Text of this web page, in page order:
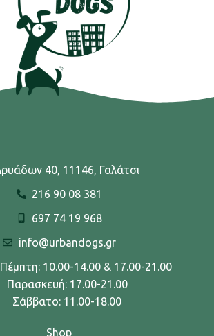
40, 11146, Γαλάτσι
216 90 08 381
697 74 19 968
info@urbandogs.gr
10.00-14.00 & 17.00-21.00
Παρασκευή: 17.00-21.00
Σάββατο: 11.00-18.00
Shop